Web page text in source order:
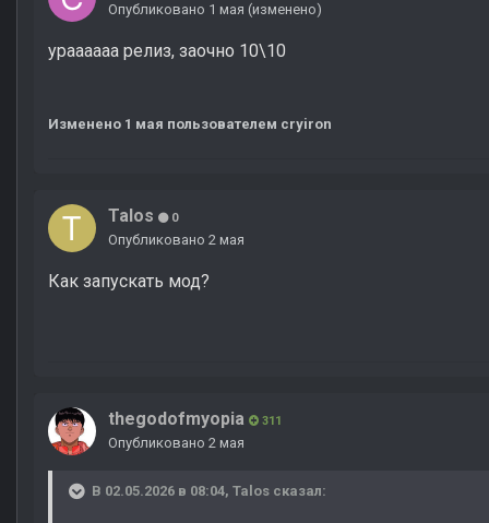
Опубликовано 1 мая (изменено)
ураааааа релиз, заочно 10\10
Изменено 1 мая пользователем cryiron
Talos 0
Опубликовано 2 мая
Как запускать мод?
thegodofmyopia 311
Опубликовано 2 мая
В 02.05.2026 в 08:04, Talos сказал: